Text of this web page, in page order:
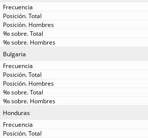
Bulgaria
Honduras